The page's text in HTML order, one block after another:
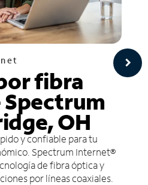
fibra
OH
y confiable para tu
Spectrum Internet®
de fibra óptica y
por líneas coaxiales.